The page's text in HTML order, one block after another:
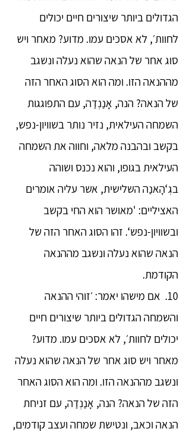
הגדולים ביותר שיצורים חיים יכולים
לחוות׳, לא אסכים עמו. מדוע? מאחר ויש
סוג אחר של הנאה שהוא נעלה ונשגב
מההנאה הזו. ומה הוא הסוג האחר הזה
של הנאה? הנה, אָנַנְדַה, עם התפוגגות
השמחה העילאית, נזיר נותר בשוויון-נפש,
בקשב ובהבנה מלאה, וחווה את השמחה
העילאית בגופו, והוא נכנס ושוהה
בגְ‘הָאנַה השלישית, אשר עליה אומרים
האציליים: 'מאושר הוא החי בקשב
ובשוויון-נפש‘. זהו הסוג האחר הזה של
הנאה שהוא נעלה ונשגב מההנאה
הקודמת.
10. אם מישהו יאמר: ׳זוהי ההנאה
והשמחה הגדולים ביותר שיצורים חיים
יכולים לחוות׳, לא אסכים עמו. מדוע?
מאחר ויש סוג אחר של הנאה שהוא נעלה
ונשגב מההנאה הזו. ומה הוא הסוג האחר
הזה של הנאה? הנה, אָנַנְדַה, עם זניחת
הנאה וכאב, ונטישת שמחה ועצב קודמים,